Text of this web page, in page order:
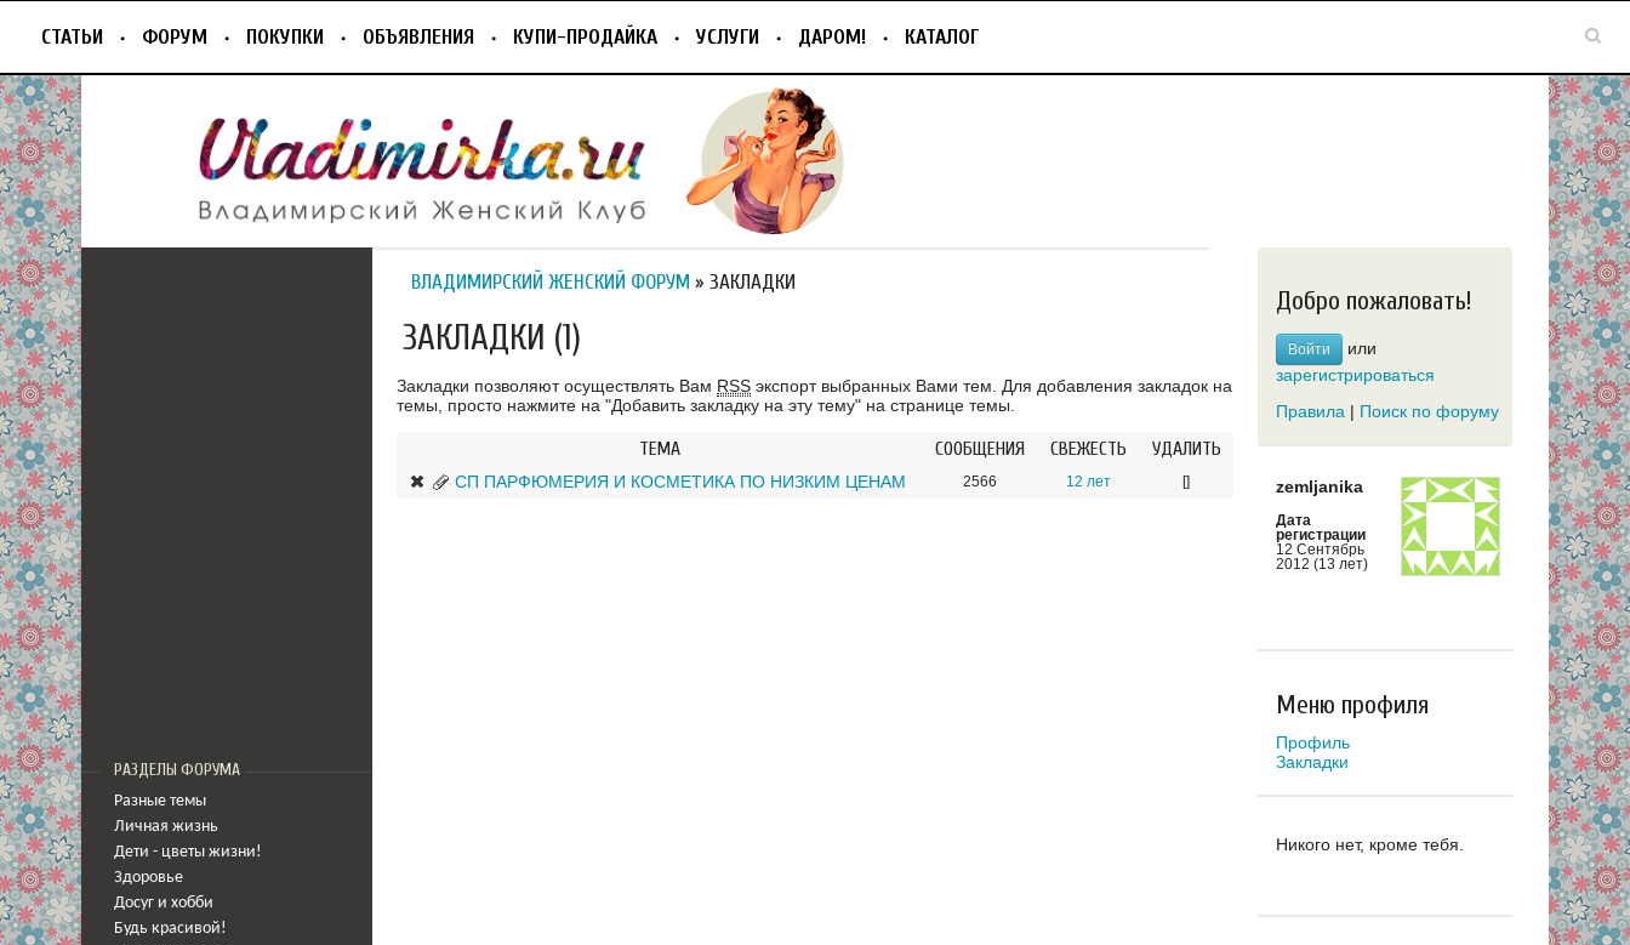
СТАТЬИ ФОРУМ ПОКУПКИ ОБЪЯВЛЕНИЯ КУПИ-ПРОДАЙКА УСЛУГИ ДАРОМ! КАТАЛОГ
РАЗДЕЛЫ ФОРУМА
Разные темы
Личная жизнь
Дети - цветы жизни!
Здоровье
Досуг и хобби
Будь красивой!
ВЛАДИМИРСКИЙ ЖЕНСКИЙ ФОРУМ » ЗАКЛАДКИ
ЗАКЛАДКИ (1)
Закладки позволяют осуществлять Вам RSS экспорт выбранных Вами тем. Для добавления закладок на
темы, просто нажмите на "Добавить закладку на эту тему" на странице темы.
ТЕМА СООБЩЕНИЯ СВЕЖЕСТЬ УДАЛИТЬ
СП ПАРФЮМЕРИЯ И КОСМЕТИКА ПО НИЗКИМ ЦЕНАМ 2566 12 лет []
Добро пожаловать!
Войти
или
зарегистрироваться
Правила | Поиск по форуму
zemljanika
Дата
регистрации
12 Сентябрь
2012 (13 лет)
Меню профиля
Профиль
Закладки
Никого нет, кроме тебя.